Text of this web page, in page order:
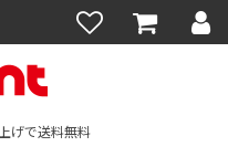
げで送料無料